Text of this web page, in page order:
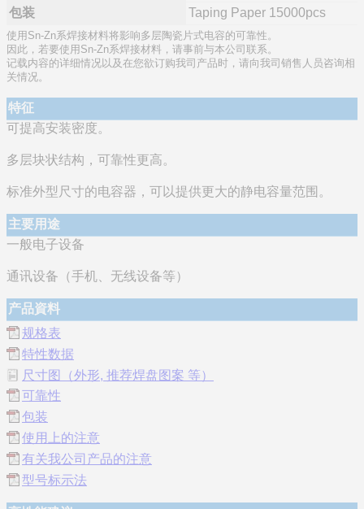
包装
Taping Paper 15000pcs
使用Sn-Zn系焊接材料将影响多层陶瓷片式电容的可靠性。
因此，若要使用Sn-Zn系焊接材料，请事前与本公司联系。
记载内容的详细情况以及在您欲订购我司产品时，请向我司销售人员咨询相
关情况。
特征
可提高安装密度。
多层块状结构，可靠性更高。
标准外型尺寸的电容器，可以提供更大的静电容量范围。
主要用途
一般电子设备
通讯设备（手机、无线设备等）
产品資料
规格表
特性数据
尺寸图（外形, 推荐焊盘图案 等）
可靠性
包装
使用上的注意
有关我公司产品的注意
型号标示法